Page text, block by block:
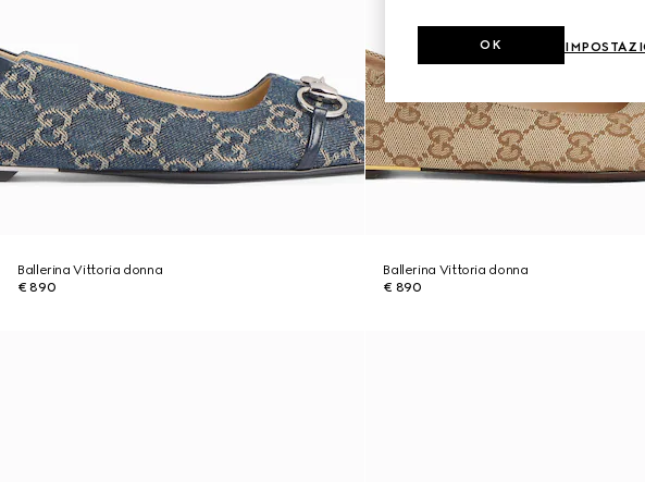
Ballerina Vittoria donna
€ 890
Ballerina Vittoria donna
€ 890
OK